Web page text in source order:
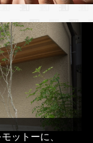
ットーに、